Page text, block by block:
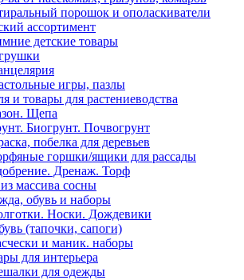
порошок и ополаскиватели
ассортимент
детские товары
игры, пазлы
и товары для растениеводства
Щепа
Биогрунт. Почвогрунт
побелка для деревьев
горшки/ящики для рассады
Дренаж. Торф
массива сосны
обувь и наборы
Носки. Дождевики
(тапочки, сапоги)
и маник. наборы
для интерьера
для одежды